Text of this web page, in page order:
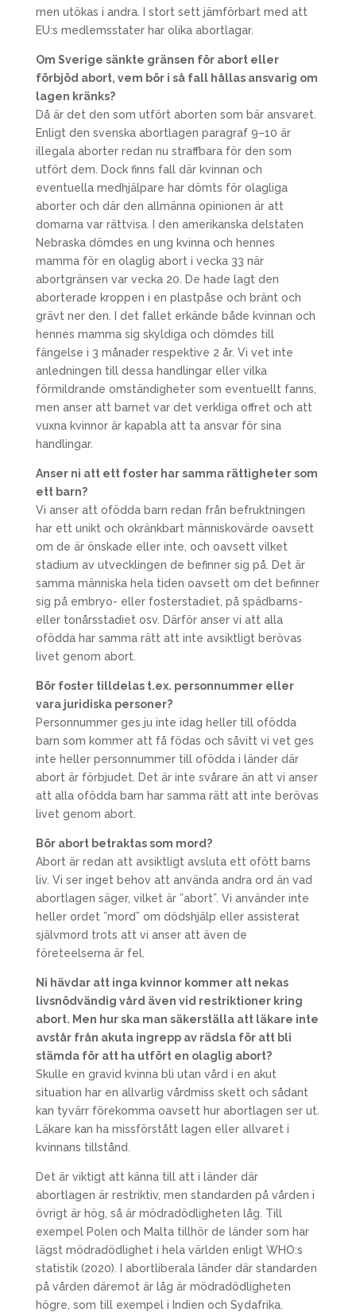
men utökas i andra. I stort sett jämförbart med att
EU:s medlemsstater har olika abortlagar.
Om Sverige sänkte gränsen för abort eller
förbjöd abort, vem bör i så fall hållas ansvarig om
lagen kränks?
Då är det den som utfört aborten som bär ansvaret.
Enligt den svenska abortlagen paragraf 9–10 är
illegala aborter redan nu straffbara för den som
utfört dem. Dock finns fall där kvinnan och
eventuella medhjälpare har dömts för olagliga
aborter och där den allmänna opinionen är att
domarna var rättvisa. I den amerikanska delstaten
Nebraska dömdes en ung kvinna och hennes
mamma för en olaglig abort i vecka 33 när
abortgränsen var vecka 20. De hade lagt den
aborterade kroppen i en plastpåse och bränt och
grävt ner den. I det fallet erkände både kvinnan och
hennes mamma sig skyldiga och dömdes till
fängelse i 3 månader respektive 2 år. Vi vet inte
anledningen till dessa handlingar eller vilka
förmildrande omständigheter som eventuellt fanns,
men anser att barnet var det verkliga offret och att
vuxna kvinnor är kapabla att ta ansvar för sina
handlingar.
Anser ni att ett foster har samma rättigheter som
ett barn?
Vi anser att ofödda barn redan från befruktningen
har ett unikt och okränkbart människovärde oavsett
om de är önskade eller inte, och oavsett vilket
stadium av utvecklingen de befinner sig på. Det är
samma människa hela tiden oavsett om det befinner
sig på embryo- eller fosterstadiet, på spädbarns-
eller tonårsstadiet osv. Därför anser vi att alla
ofödda har samma rätt att inte avsiktligt berövas
livet genom abort.
Bör foster tilldelas t.ex. personnummer eller
vara juridiska personer?
Personnummer ges ju inte idag heller till ofödda
barn som kommer att få födas och såvitt vi vet ges
inte heller personnummer till ofödda i länder där
abort är förbjudet. Det är inte svårare än att vi anser
att alla ofödda barn har samma rätt att inte berövas
livet genom abort.
Bör abort betraktas som mord?
Abort är redan att avsiktligt avsluta ett ofött barns
liv. Vi ser inget behov att använda andra ord än vad
abortlagen säger, vilket är ”abort”. Vi använder inte
heller ordet ”mord” om dödshjälp eller assisterat
självmord trots att vi anser att även de
företeelserna är fel.
Ni hävdar att inga kvinnor kommer att nekas
livsnödvändig vård även vid restriktioner kring
abort. Men hur ska man säkerställa att läkare inte
avstår från akuta ingrepp av rädsla för att bli
stämda för att ha utfört en olaglig abort?
Skulle en gravid kvinna bli utan vård i en akut
situation har en allvarlig vårdmiss skett och sådant
kan tyvärr förekomma oavsett hur abortlagen ser ut.
Läkare kan ha missförstått lagen eller allvaret i
kvinnans tillstånd.
Det är viktigt att känna till att i länder där
abortlagen är restriktiv, men standarden på vården i
övrigt är hög, så är mödradödligheten låg. Till
exempel Polen och Malta tillhör de länder som har
lägst mödradödlighet i hela världen enligt WHO:s
statistik (2020). I abortliberala länder där standarden
på vården däremot är låg är mödradödligheten
högre, som till exempel i Indien och Sydafrika.